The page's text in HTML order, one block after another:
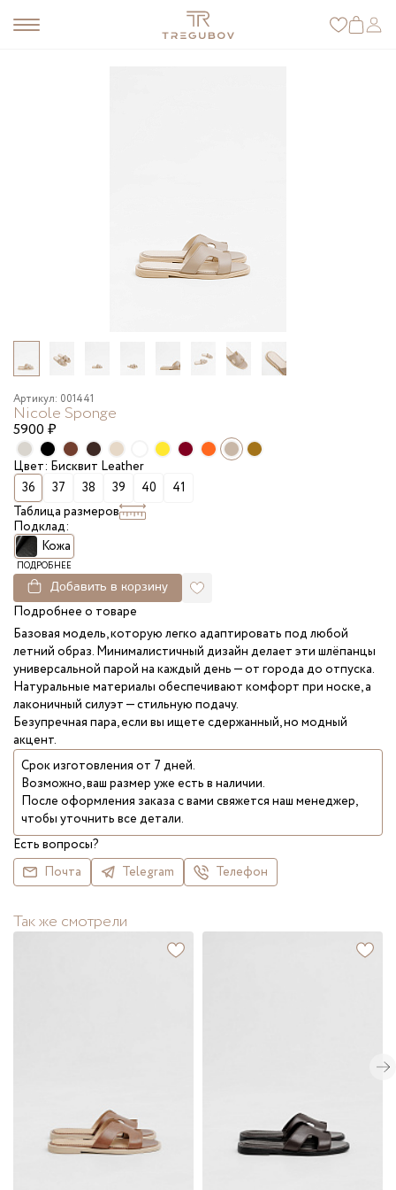
Артикул: 001441
Nicole Sponge
5900 ₽
Цвет: Бисквит Leather
36
37 38 39 40
41
Таблица размеров
Подклад:
Кожа
ПОДРОБНЕЕ
Добавить в корзину
Подробнее о товаре
Базовая модель, которую легко адаптировать под любой
летний образ. Минималистичный дизайн делает эти шлёпанцы
универсальной парой на каждый день — от города до отпуска.
Натуральные материалы обеспечивают комфорт при носке, а
лаконичный силуэт — стильную подачу.
Безупречная пара, если вы ищете сдержанный, но модный
акцент.
Срок изготовления от 7 дней.
Возможно, ваш размер уже есть в наличии.
После оформления заказа с вами свяжется наш менеджер,
чтобы уточнить все детали.
Есть вопросы?
Почта
Telegram Телефон
Так же смотрели